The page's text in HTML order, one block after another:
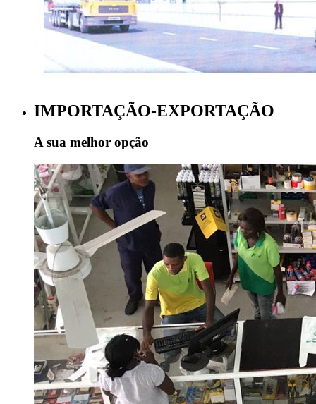
IMPORTAÇÃO-EXPORTAÇÃO
A sua melhor opção